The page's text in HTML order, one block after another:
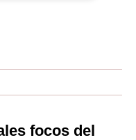
focos del